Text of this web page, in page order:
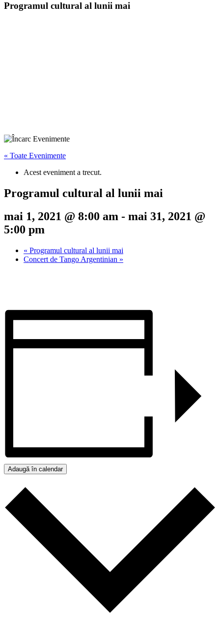
Programul cultural al lunii mai
« Toate Evenimente
Acest eveniment a trecut.
Programul cultural al lunii mai
mai 1, 2021 @ 8:00 am - mai 31, 2021 @
5:00 pm
« Programul cultural al lunii mai
Concert de Tango Argentinian »
Adaugă în calendar